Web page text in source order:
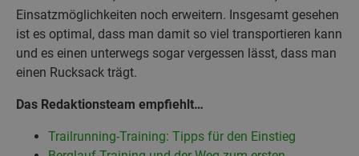
Einsatzmöglichkeiten noch erweitern. Insgesamt gesehen
ist es optimal, dass man damit so viel transportieren kann
und es einen unterwegs sogar vergessen lässt, dass man
einen Rucksack trägt.
Das Redaktionsteam empfiehlt…
Trailrunning-Training: Tipps für den Einstieg